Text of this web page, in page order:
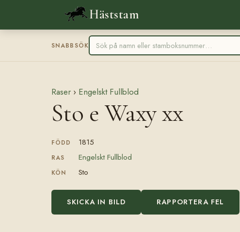
Häststam
SNABBSÖK
Raser › Engelskt Fullblod
Sto e Waxy xx
FÖDD 1815
RAS Engelskt Fullblod
KÖN Sto
SKICKA IN BILD RAPPORTERA FEL